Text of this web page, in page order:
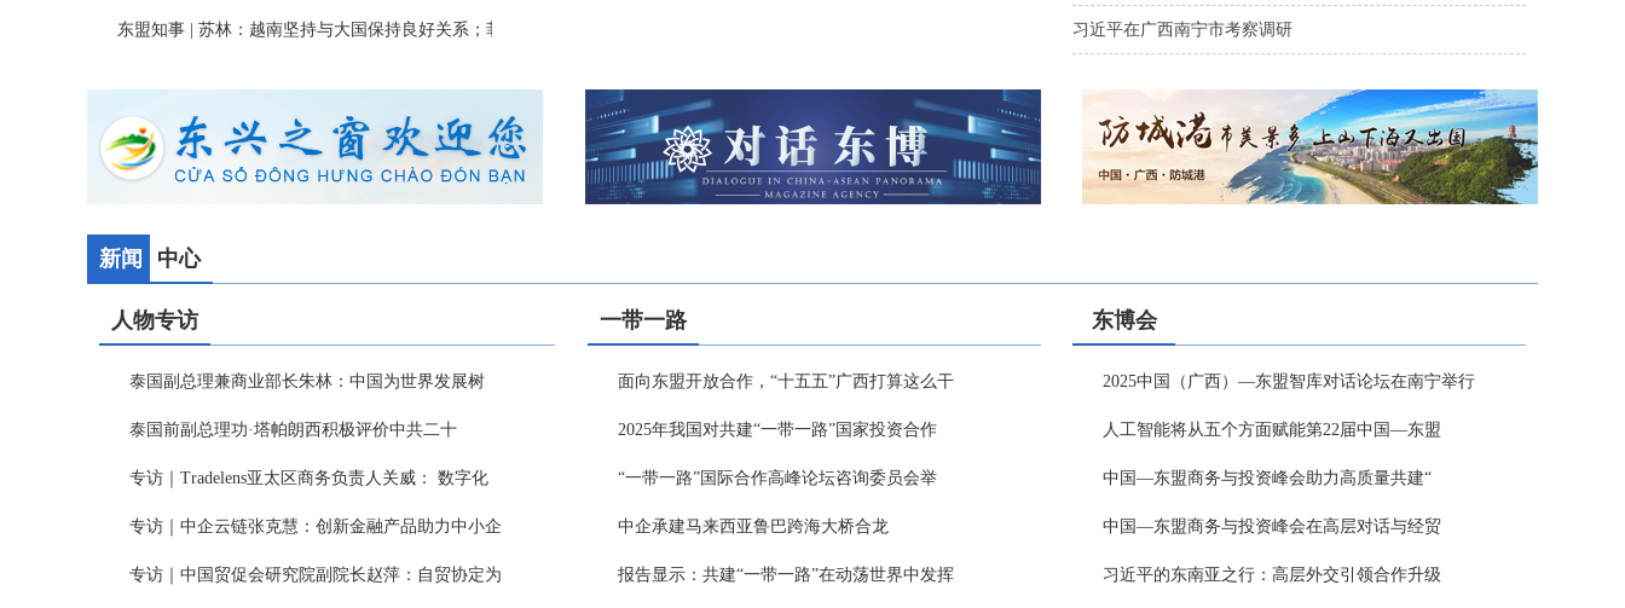
东盟知事 | 苏林：越南坚持与大国保持良好关系；菲律宾“公开拉票”... 习近平在广西南宁市考察调研
新闻 中心
人物专访
泰国副总理兼商业部长朱林：中国为世界发展树
泰国前副总理功·塔帕朗西积极评价中共二十
专访｜Tradelens亚太区商务负责人关威： 数字化
专访｜中企云链张克慧：创新金融产品助力中小企
专访｜中国贸促会研究院副院长赵萍：自贸协定为
一带一路
面向东盟开放合作，“十五五”广西打算这么干
2025年我国对共建“一带一路”国家投资合作
“一带一路”国际合作高峰论坛咨询委员会举
中企承建马来西亚鲁巴跨海大桥合龙
报告显示：共建“一带一路”在动荡世界中发挥
东博会
2025中国（广西）—东盟智库对话论坛在南宁举行
人工智能将从五个方面赋能第22届中国—东盟
中国—东盟商务与投资峰会助力高质量共建“
中国—东盟商务与投资峰会在高层对话与经贸
习近平的东南亚之行：高层外交引领合作升级